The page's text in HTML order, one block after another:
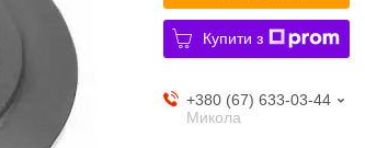
Купити з
+380 (67) 633-03-44
Микола